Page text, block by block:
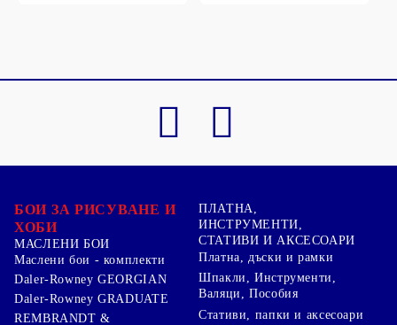
БОИ ЗА РИСУВАНЕ И
ХОБИ
МАСЛЕНИ БОИ
Маслени бои - комплекти
Daler-Rowney GEORGIAN
Daler-Rowney GRADUATE
REMBRANDT &
ПЛАТНА,
ИНСТРУМЕНТИ,
СТАТИВИ И АКСЕСОАРИ
Платна, дъски и рамки
Шпакли, Инструменти,
Валяци, Пособия
Стативи, папки и аксесоари